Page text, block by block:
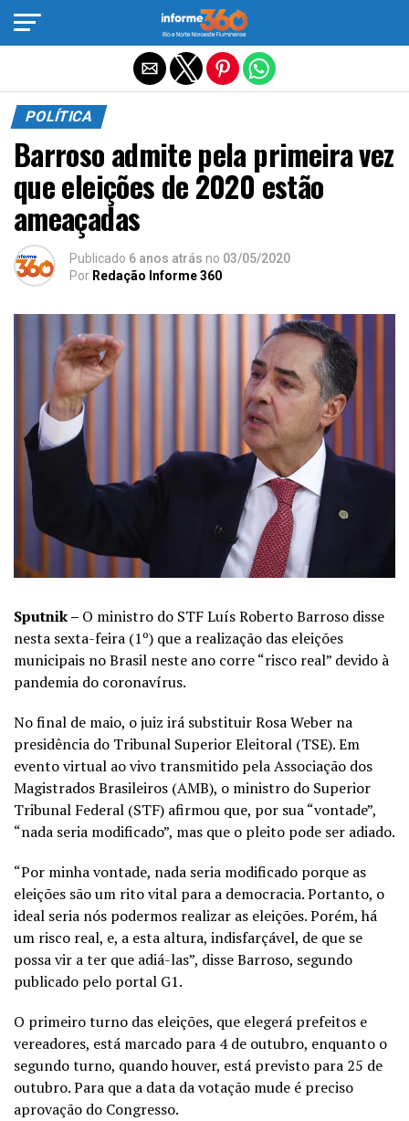
POLÍTICA
Barroso admite pela primeira vez
que eleições de 2020 estão
ameaçadas
Publicado 6 anos atrás no 03/05/2020
Por Redação Informe 360
Sputnik – O ministro do STF Luís Roberto Barroso disse
nesta sexta-feira (1º) que a realização das eleições
municipais no Brasil neste ano corre “risco real” devido à
pandemia do coronavírus.
No final de maio, o juiz irá substituir Rosa Weber na
presidência do Tribunal Superior Eleitoral (TSE). Em
evento virtual ao vivo transmitido pela Associação dos
Magistrados Brasileiros (AMB), o ministro do Superior
Tribunal Federal (STF) afirmou que, por sua “vontade”,
“nada seria modificado”, mas que o pleito pode ser adiado.
“Por minha vontade, nada seria modificado porque as
eleições são um rito vital para a democracia. Portanto, o
ideal seria nós podermos realizar as eleições. Porém, há
um risco real, e, a esta altura, indisfarçável, de que se
possa vir a ter que adiá-las”, disse Barroso, segundo
publicado pelo portal G1.
O primeiro turno das eleições, que elegerá prefeitos e
vereadores, está marcado para 4 de outubro, enquanto o
segundo turno, quando houver, está previsto para 25 de
outubro. Para que a data da votação mude é preciso
aprovação do Congresso.
Sair da versão mobile